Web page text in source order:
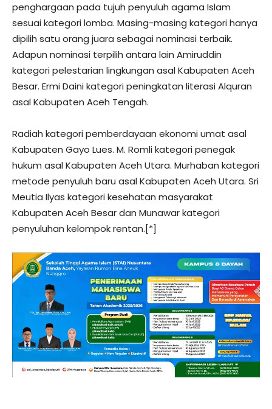
penghargaan pada tujuh penyuluh agama Islam
sesuai kategori lomba. Masing-masing kategori hanya
dipilih satu orang juara sebagai nominasi terbaik.
Adapun nominasi terpilih antara lain Amiruddin
kategori pelestarian lingkungan asal Kabupaten Aceh
Besar. Ermi Daini kategori peningkatan literasi Alquran
asal Kabupaten Aceh Tengah.
Radiah kategori pemberdayaan ekonomi umat asal
Kabupaten Gayo Lues. M. Romli kategori penegak
hukum asal Kabupaten Aceh Utara. Murhaban kategori
metode penyuluh baru asal Kabupaten Aceh Utara. Sri
Meutia Ilyas kategori kesehatan masyarakat
Kabupaten Aceh Besar dan Munawar kategori
penyuluhan kelompok rentan.[*]